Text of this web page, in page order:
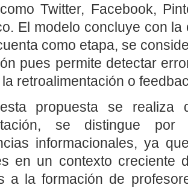
Twitter, Facebook,
El modelo concluye con
como etapa, se
pues permite detectar
retroalimentación o
propuesta se realiza
se distingue
informacionales, ya
en un contexto creciente
a la formación de